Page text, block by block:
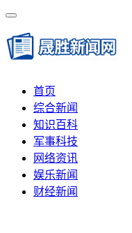
首页
综合新闻
知识百科
军事科技
网络资讯
娱乐新闻
财经新闻